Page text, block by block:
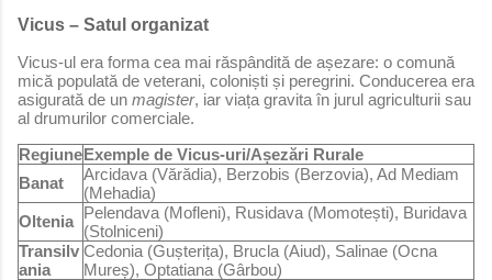
Vicus – Satul organizat
Vicus-ul era forma cea mai răspândită de așezare: o comună
mică populată de veterani, coloniști și peregrini. Conducerea era
asigurată de un magister, iar viața gravita în jurul agriculturii sau
al drumurilor comerciale.
RegiuneExemple de Vicus-uri/Așezări Rurale
Banat
Arcidava (Vărădia), Berzobis (Berzovia), Ad Mediam
(Mehadia)
Oltenia Pelendava (Mofleni), Rusidava (Momotești), Buridava
(Stolniceni)
Transilv
ania
Cedonia (Gușterița), Brucla (Aiud), Salinae (Ocna
Mureș), Optatiana (Gârbou)